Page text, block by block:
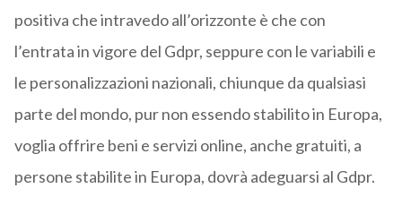
positiva che intravedo all’orizzonte è che con
l’entrata in vigore del Gdpr, seppure con le variabili e
le personalizzazioni nazionali, chiunque da qualsiasi
parte del mondo, pur non essendo stabilito in Europa,
voglia offrire beni e servizi online, anche gratuiti, a
persone stabilite in Europa, dovrà adeguarsi al Gdpr.